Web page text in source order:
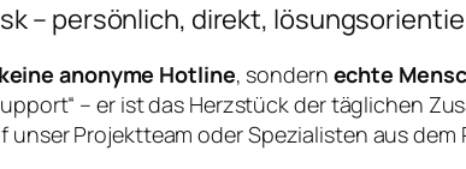
– persönlich, direkt,
keine anonyme Hotline, sondern echte
– er ist das Herzstück der täglichen
unser Projektteam oder Spezialisten aus